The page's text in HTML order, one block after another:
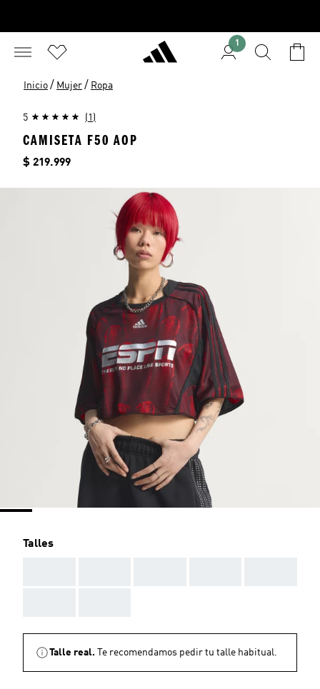
1
Inicio / Mujer / Ropa
5 (1)
CAMISETA F50 AOP
Precio
$ 219.999
Talles
Talle real. Te recomendamos pedir tu talle habitual.